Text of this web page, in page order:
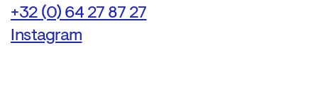
+32 (0) 64 27 87 27
Instagram